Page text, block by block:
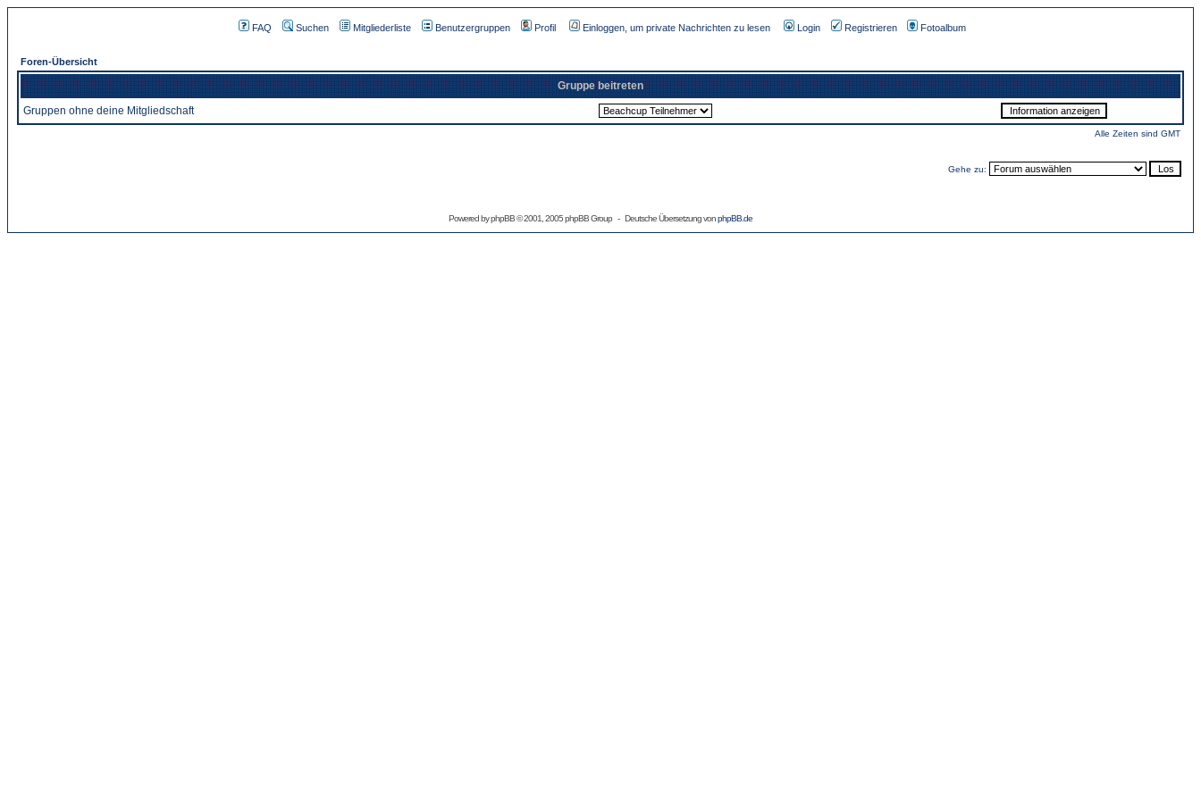
FAQ Suchen Mitgliederliste Benutzergruppen Profil Einloggen, um private Nachrichten zu lesen Login Registrieren Fotoalbum
Foren-Übersicht
Gruppe beitreten
Gruppen ohne deine Mitgliedschaft
Alle Zeiten sind GMT
Gehe zu:
Powered byphpBB© 2001, 2005 phpBB Group - Deutsche Übersetzung vonphpBB.de